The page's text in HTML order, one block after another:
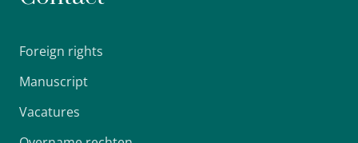
Foreign rights
Manuscript
Vacatures